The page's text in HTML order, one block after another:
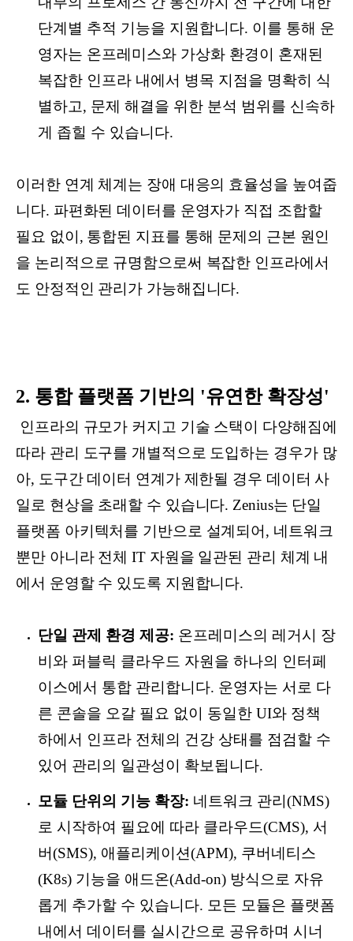
단계별 추적 기능을 지원합니다. 이를 통해 운
영자는 온프레미스와 가상화 환경이 혼재된
복잡한 인프라 내에서 병목 지점을 명확히 식
별하고, 문제 해결을 위한 분석 범위를 신속하
게 좁힐 수 있습니다.
이러한 연계 체계는 장애 대응의 효율성을 높여줍
니다. 파편화된 데이터를 운영자가 직접 조합할
필요 없이, 통합된 지표를 통해 문제의 근본 원인
을 논리적으로 규명함으로써 복잡한 인프라에서
도 안정적인 관리가 가능해집니다.
2. 통합 플랫폼 기반의 '유연한 확장성'
인프라의 규모가 커지고 기술 스택이 다양해짐에
따라 관리 도구를 개별적으로 도입하는 경우가 많
아, 도구간 데이터 연계가 제한될 경우 데이터 사
일로 현상을 초래할 수 있습니다. Zenius는 단일
플랫폼 아키텍처를 기반으로 설계되어, 네트워크
뿐만 아니라 전체 IT 자원을 일관된 관리 체계 내
에서 운영할 수 있도록 지원합니다.
단일 관제 환경 제공: 온프레미스의 레거시 장
비와 퍼블릭 클라우드 자원을 하나의 인터페
이스에서 통합 관리합니다. 운영자는 서로 다
른 콘솔을 오갈 필요 없이 동일한 UI와 정책
하에서 인프라 전체의 건강 상태를 점검할 수
있어 관리의 일관성이 확보됩니다.
모듈 단위의 기능 확장: 네트워크 관리(NMS)
로 시작하여 필요에 따라 클라우드(CMS), 서
버(SMS), 애플리케이션(APM), 쿠버네티스
(K8s) 기능을 애드온(Add-on) 방식으로 자유
롭게 추가할 수 있습니다. 모든 모듈은 플랫폼
내에서 데이터를 실시간으로 공유하며 시너